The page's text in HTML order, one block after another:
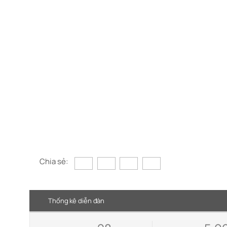
Chia sẻ:
Thống kê diễn đàn